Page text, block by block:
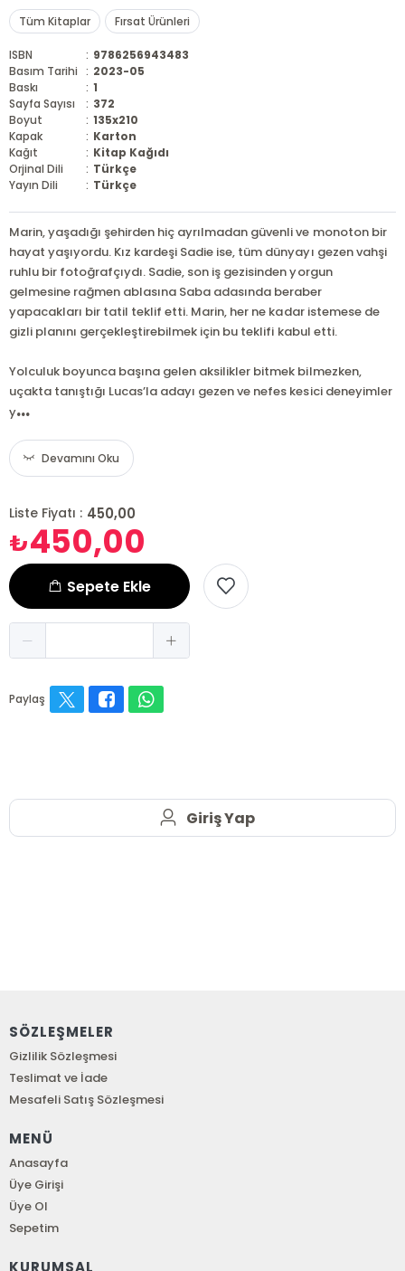
Tüm Kitaplar Fırsat Ürünleri
ISBN : 9786256943483
Basım Tarihi : 2023-05
Baskı
: 1
Sayfa Sayısı
: 372
Boyut
: 135x210
Kapak
: Karton
Kağıt
: Kitap Kağıdı
Orjinal Dili
: Türkçe
Yayın Dili
: Türkçe
Marin, yaşadığı şehirden hiç ayrılmadan güvenli ve monoton bir
hayat yaşıyordu. Kız kardeşi Sadie ise, tüm dünyayı gezen vahşi
ruhlu bir fotoğrafçıydı. Sadie, son iş gezisinden yorgun
gelmesine rağmen ablasına Saba adasında beraber
yapacakları bir tatil teklif etti. Marin, her ne kadar istemese de
gizli planını gerçekleştirebilmek için bu teklifi kabul etti.
Yolculuk boyunca başına gelen aksilikler bitmek bilmezken,
uçakta tanıştığı Lucas’la adayı gezen ve nefes kesici deneyimler
y...
Devamını Oku
Liste Fiyatı : 450,00
₺450,00
Sepete Ekle
Paylaş
Giriş Yap
SÖZLEŞMELER
Gizlilik Sözleşmesi
Teslimat ve İade
Mesafeli Satış Sözleşmesi
MENÜ
Anasayfa
Üye Girişi
Üye Ol
Sepetim
KURUMSAL